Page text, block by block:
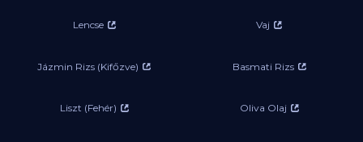
Lencse Vaj
Jázmin Rizs (Kifőzve) Basmati Rizs
Liszt (Fehér) Oliva Olaj